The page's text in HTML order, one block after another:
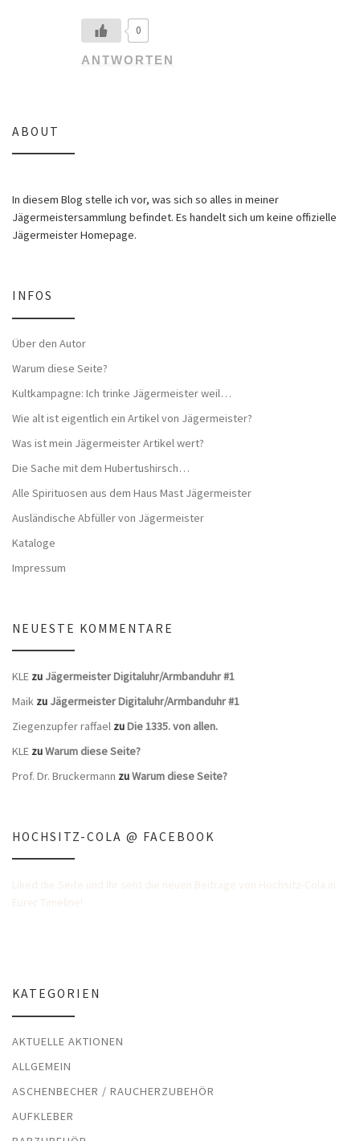
0
ANTWORTEN
ABOUT
In diesem Blog stelle ich vor, was sich so alles in meiner
Jägermeistersammlung befindet. Es handelt sich um keine offizielle
Jägermeister Homepage.
INFOS
Über den Autor
Warum diese Seite?
Kultkampagne: Ich trinke Jägermeister weil…
Wie alt ist eigentlich ein Artikel von Jägermeister?
Was ist mein Jägermeister Artikel wert?
Die Sache mit dem Hubertushirsch…
Alle Spirituosen aus dem Haus Mast Jägermeister
Ausländische Abfüller von Jägermeister
Kataloge
Impressum
NEUESTE KOMMENTARE
KLE zu Jägermeister Digitaluhr/Armbanduhr #1
Maik zu Jägermeister Digitaluhr/Armbanduhr #1
Ziegenzupfer raffael zuDie 1335. von allen.
KLE zuWarum diese Seite?
Prof. Dr. Bruckermann zuWarum diese Seite?
HOCHSITZ-COLA @ FACEBOOK
KATEGORIEN
AKTUELLE AKTIONEN
ALLGEMEIN
ASCHENBECHER / RAUCHERZUBEHÖR
AUFKLEBER